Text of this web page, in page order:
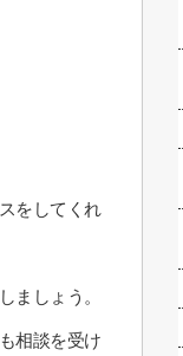
をしてくれ
ましょう。
相談を受け